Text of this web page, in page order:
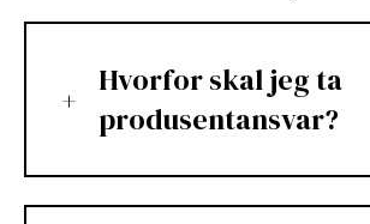
Hvorfor skal jeg ta
produsentansvar?